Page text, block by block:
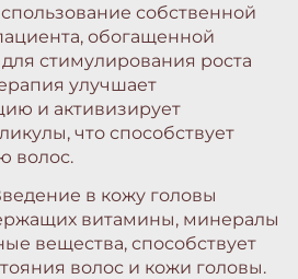
собственной
обогащенной
стимулирования роста
улучшает
и активизирует
что способствует
волос.
в кожу головы
витамины, минералы
вещества, способствует
волос и кожи головы.